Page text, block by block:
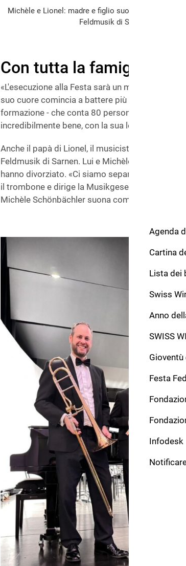
Agenda
Cartina
Lista dei
Swiss
Anno
SWISS
Gioventù
Festa
Infodesk
Michèle e Lionel: madre e figlio suonano con
Feldmusik di Sarnen.
Con tutta la famiglia alla
«L'esecuzione alla Festa sarà un momento
suo cuore comincia a battere più velocemente
formazione - che conta 80 persone - suona dei
incredibilmente bene, con la sua leggerezza e
Anche il papà di Lionel, il musicista
Feldmusik di Sarnen. Lui e Michèle si sono
hanno divorziato. «Ci siamo separati in
il trombone e dirige la Musikgesellschaft
Michèle Schönbächler suona come «rinforzo»